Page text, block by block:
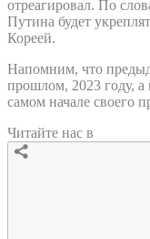
отреагировал. По
Путина будет
Кореей.
Напомним, что
прошлом, 2023 году,
самом начале своего
Читайте нас в